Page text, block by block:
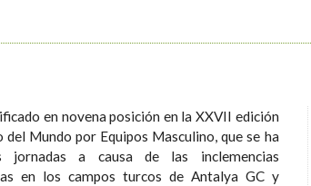
en novena posición en la XXVII edición
del Mundo por Equipos Masculino, que se ha
a causa de las inclemencias
en los campos turcos de Antalya GC y